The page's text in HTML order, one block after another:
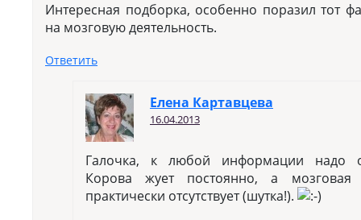
Интересная подборка, особенно поразил тот
на мозговую деятельность.
Ответить
Елена Картавцева
16.04.2013
Галочка, к любой информации надо
Корова жует постоянно, а мозговая
практически отсутствует (шутка!).